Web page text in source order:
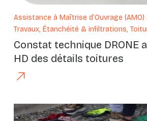
Assistance à Maîtrise d’Ouvrage
Travaux, Étanchéité & infiltrations,
Constat technique DRONE
HD des détails toitures